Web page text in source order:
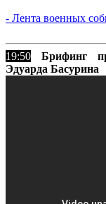
- Лента военных
19:50
Брифинг
Эдуарда Басурина